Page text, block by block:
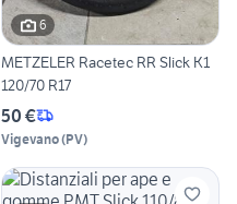
6
METZELER Racetec RR Slick K1
120/70 R17
50 €
Vigevano(PV)